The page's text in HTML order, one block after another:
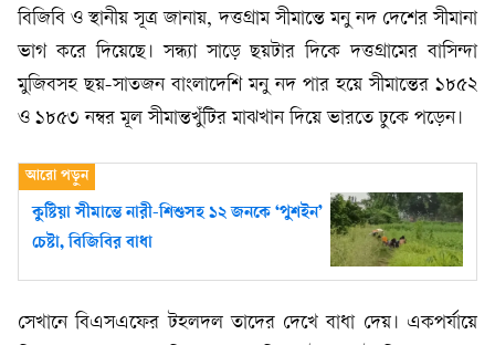
বিজিবি ও স্থানীয় সূত্র জানায়, দত্তগ্রাম সীমান্তে মনু নদ দেশের সীমানা
ভাগ করে দিয়েছে। সন্ধ্যা সাড়ে ছয়টার দিকে দত্তগ্রামের বাসিন্দা
মুজিবসহ ছয়-সাতজন বাংলাদেশি মনু নদ পার হয়ে সীমান্তের ১৮৫২
ও ১৮৫৩ নম্বর মূল সীমান্তখুঁটির মাঝখান দিয়ে ভারতে ঢুকে পড়েন।
কুষ্টিয়া সীমান্তে নারী-শিশুসহ ১২ জনকে ‘পুশইন’
চেষ্টা, বিজিবির বাধা
সেখানে বিএসএফের টহলদল তাদের দেখে বাধা দেয়। একপর্যায়ে